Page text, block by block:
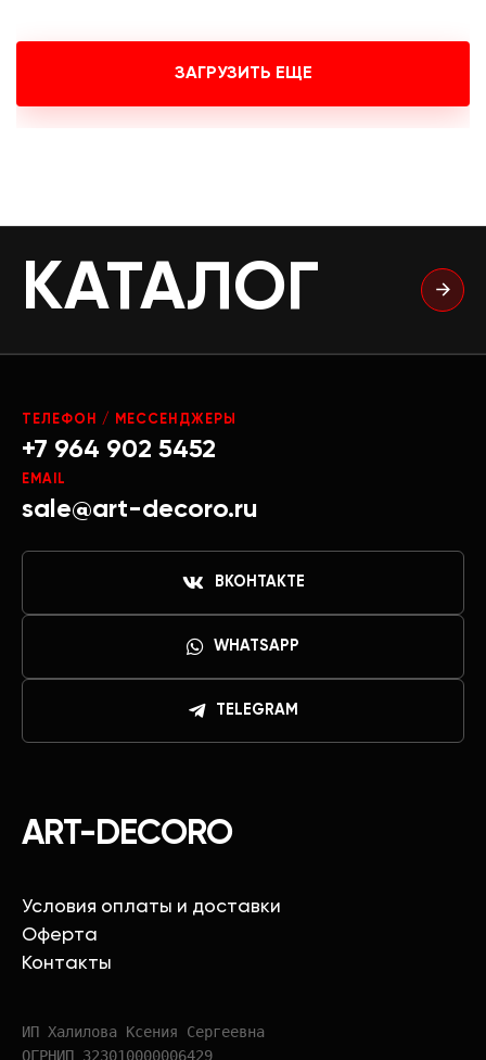
ЗАГРУЗИТЬ ЕЩЕ
КАТАЛОГ
ART-DECORO
Условия оплаты и доставки
Оферта
Контакты
ИП Халилова Ксения Сергеевна
ОГРНИП 323010000006429
ТЕЛЕФОН / МЕССЕНДЖЕРЫ
+7 964 902 5452
EMAIL
sale@art-decoro.ru
ВКОНТАКТЕ
WHATSAPP
TELEGRAM